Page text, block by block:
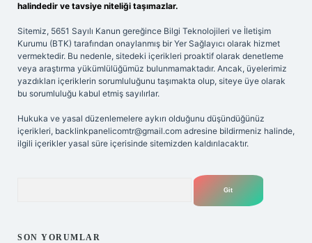
halindedir ve tavsiye niteliği taşımazlar.
Sitemiz, 5651 Sayılı Kanun gereğince Bilgi Teknolojileri ve İletişim
Kurumu (BTK) tarafından onaylanmış bir Yer Sağlayıcı olarak hizmet
vermektedir. Bu nedenle, sitedeki içerikleri proaktif olarak denetleme
veya araştırma yükümlülüğümüz bulunmamaktadır. Ancak, üyelerimiz
yazdıkları içeriklerin sorumluluğunu taşımakta olup, siteye üye olarak
bu sorumluluğu kabul etmiş sayılırlar.
Hukuka ve yasal düzenlemelere aykırı olduğunu düşündüğünüz
içerikleri, backlinkpanelicomtr@gmail.com adresine bildirmeniz halinde,
ilgili içerikler yasal süre içerisinde sitemizden kaldırılacaktır.
SON YORUMLAR